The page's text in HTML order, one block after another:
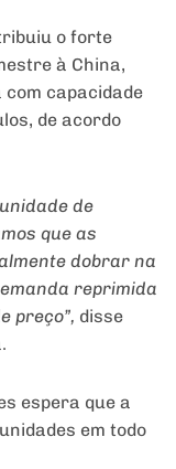
o forte
à China,
capacidade
de acordo
de
que as
dobrar na
reprimida
preço”, disse
espera que a
em todo